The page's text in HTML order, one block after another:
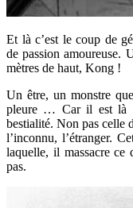
Et là c’est le coup de
de passion amoureuse.
mètres de haut, Kong !
Un être, un monstre
pleure … Car il est là
bestialité. Non pas celle
l’inconnu, l’étranger.
laquelle, il massacre ce
pas.